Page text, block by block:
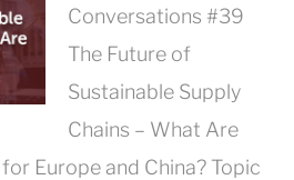
Conversations #39
The Future of
Sustainable Supply
Chains – What Are
Europe and China? Topic